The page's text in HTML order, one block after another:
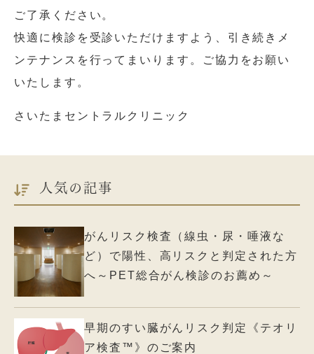
ご了承ください。
快適に検診を受診いただけますよう、引き続きメ
ンテナンスを行ってまいります。ご協力をお願い
いたします。
さいたまセントラルクリニック
人気の記事
がんリスク検査（線虫・尿・唾液な
ど）で陽性、高リスクと判定された方
へ～PET総合がん検診のお薦め～
早期のすい臓がんリスク判定《テオリ
ア検査™》のご案内